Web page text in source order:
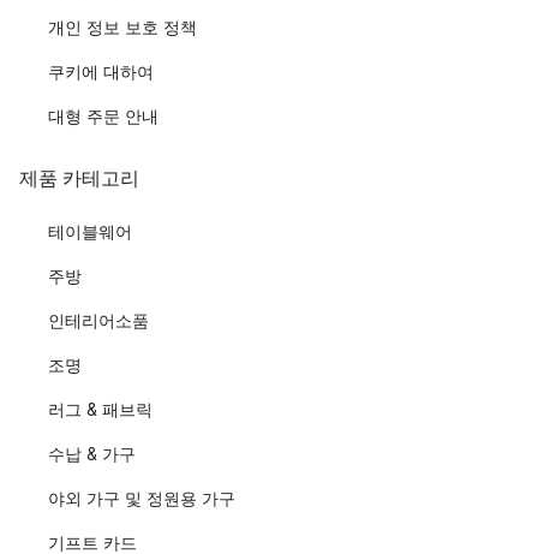
개인 정보 보호 정책
쿠키에 대하여
대형 주문 안내
제품 카테고리
테이블웨어
주방
인테리어소품
조명
러그 & 패브릭
수납 & 가구
야외 가구 및 정원용 가구
기프트 카드